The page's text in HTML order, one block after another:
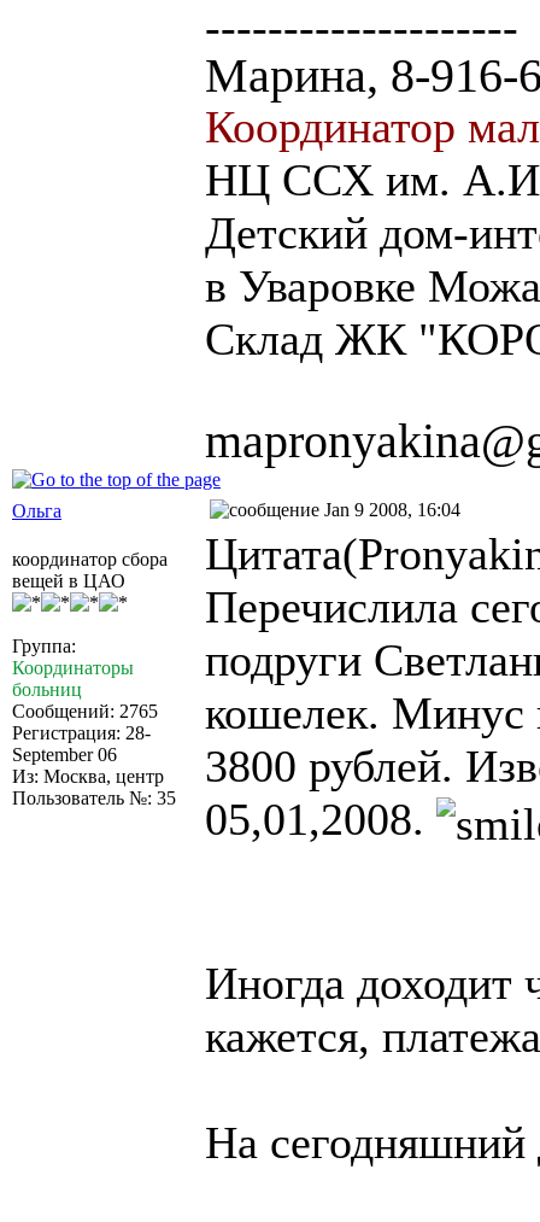
--------------------
Марина, 8-916-
Координатор
НЦ ССХ им. А.И.
Детский дом-
в Уваровке
Склад ЖК
Ольга Jan 9 2008, 16:04
координатор сбора
вещей в ЦАО
Группа:
Координаторы
больниц
Сообщений: 2765
Регистрация: 28-
September 06
Из: Москва, центр
Пользователь №: 35
Перечислила
подруги
кошелек. Минус
3800 рублей.
05,01,2008.
Иногда доходит
кажется,
На